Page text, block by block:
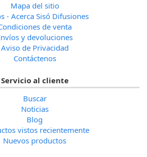
Mapa del sitio
- Acerca Sisó Difusiones
de venta
y devoluciones
Aviso de Privacidad
Contáctenos
Servicio al cliente
Buscar
Noticias
Blog
vistos recientemente
Nuevos productos